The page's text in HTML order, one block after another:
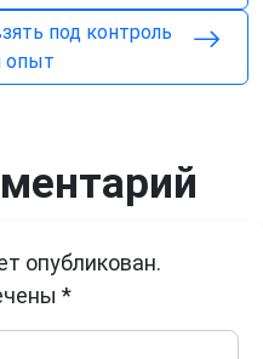
под контроль
опыт
опубликован.
*